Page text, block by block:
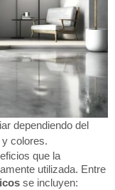
dependiendo del
colores.
que la
utilizada. Entre
se incluyen: